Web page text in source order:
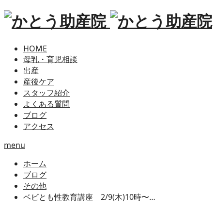
HOME
母乳・育児相談
出産
産後ケア
スタッフ紹介
よくある質問
ブログ
アクセス
menu
ホーム
ブログ
その他
ベビとも性教育講座 2/9(木)10時〜…